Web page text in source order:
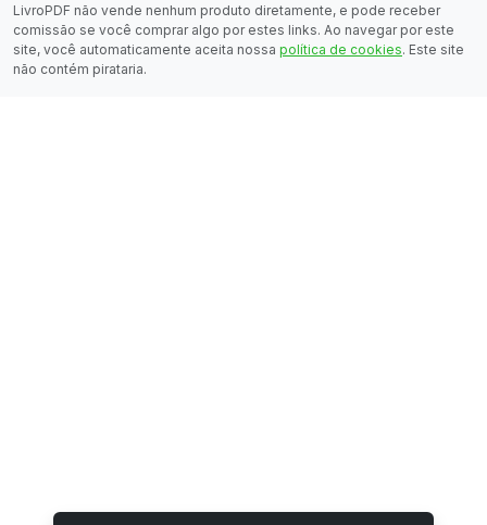
LivroPDF não vende nenhum produto diretamente, e pode receber
comissão se você comprar algo por estes links. Ao navegar por este
site, você automaticamente aceita nossa política de cookies. Este site
não contém pirataria.